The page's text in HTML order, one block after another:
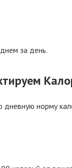
за день.
дневную норму